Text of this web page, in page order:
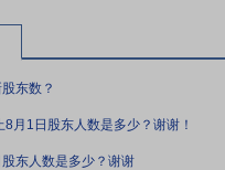
保障全业务链安全可控。未来
“防治结合、预防为主”为方针
源头上杜绝事故的发生。在
东数？
月1日股东人数是多少？谢谢！
东人数是多少？谢谢